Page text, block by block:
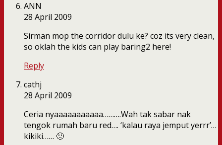
ANN
28 April 2009
Sirman mop the corridor dulu ke? coz its very clean,
so oklah the kids can play baring2 here!
Reply
cathj
28 April 2009
Ceria nyaaaaaaaaaaa……….Wah tak sabar nak
tengok rumah baru red…. ‘kalau raya jemput yerrr’…
kikiki…… 🙂